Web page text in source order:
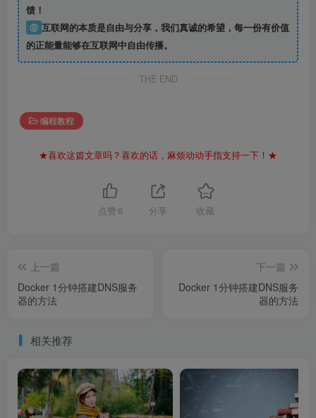
馈！
⑨ 互联网的本质是自由与分享，我们真诚的希望，每一份有价值
的正能量能够在互联网中自由传播。
THE END
编程教程
★喜欢这篇文章吗？喜欢的话，麻烦动动手指支持一下！★
点赞 6 分享 收藏
上一篇
Docker 1分钟搭建DNS服务
器的方法
下一篇
Docker 1分钟搭建DNS服务
器的方法
相关推荐